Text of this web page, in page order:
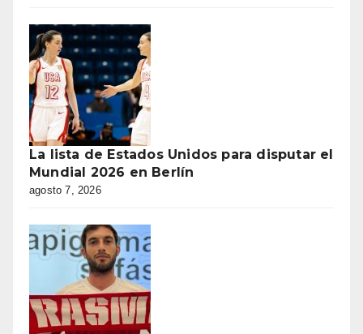
La lista de Estados Unidos para disputar el
Mundial 2026 en Berlín
agosto 7, 2026